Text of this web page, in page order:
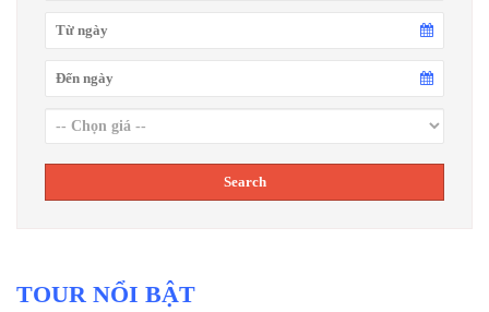
TOUR NỔI BẬT